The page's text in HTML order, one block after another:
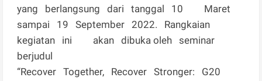
yang berlangsung dari tanggal 10 Maret
sampai 19 September 2022. Rangkaian
kegiatan ini akan dibuka oleh seminar
berjudul
“Recover Together, Recover Stronger: G20